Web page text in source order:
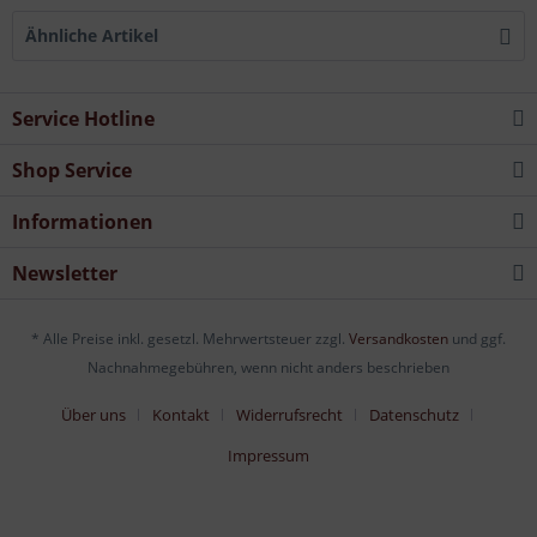
Ähnliche Artikel
Service Hotline
Shop Service
Informationen
Newsletter
* Alle Preise inkl. gesetzl. Mehrwertsteuer zzgl. Versandkosten und ggf.
Nachnahmegebühren, wenn nicht anders beschrieben
Über uns Kontakt Widerrufsrecht
Datenschutz
Impressum